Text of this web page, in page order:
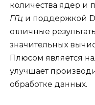
количества ядер и
ГГц и поддержкой
отличные
значительных
Плюсом является
улучшает
обработке данных.